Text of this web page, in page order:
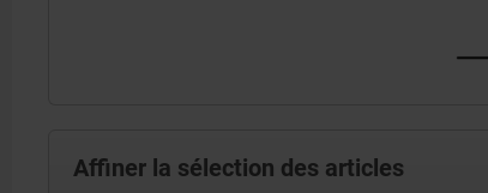
Affiner la sélection des articles